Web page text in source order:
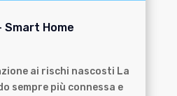
Smart Home
ai rischi nascosti La
sempre più connessa e